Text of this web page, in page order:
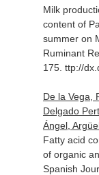
Milk
content of
summer on
Ruminant
175. ttp://
De la Vega,
Delgado
Ángel,
Fatty acid
of organic
Spanish